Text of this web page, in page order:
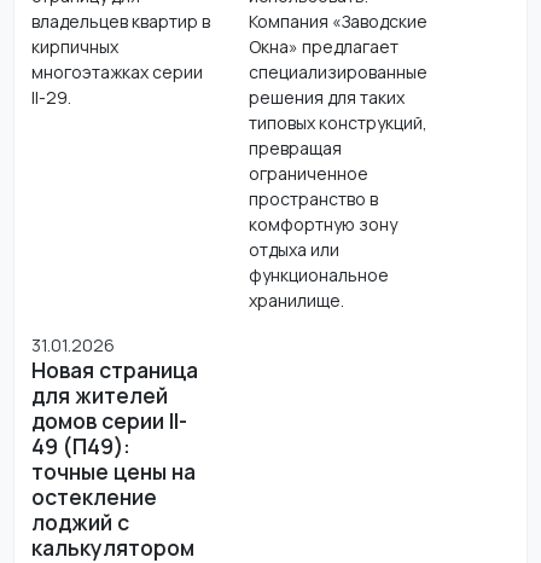
владельцев квартир в
кирпичных
многоэтажках серии
II-29.
Компания «Заводские
Окна» предлагает
специализированные
решения для таких
типовых конструкций,
превращая
ограниченное
пространство в
комфортную зону
отдыха или
функциональное
хранилище.
31.01.2026
Новая страница
для жителей
домов серии II-
49 (П49):
точные цены на
остекление
лоджий с
калькулятором